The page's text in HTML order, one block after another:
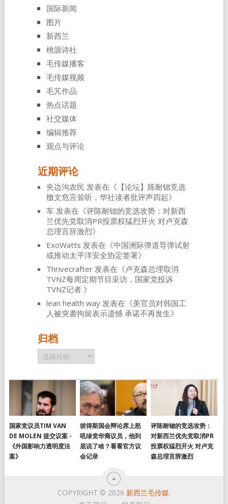
国际新闻
图片
新西兰
桃源诗社
毛传媒播客
毛传媒视频
毛芃作品
热点话题
社交媒体
编辑推荐
观点与评论
近期评论
夹边沟农民 发表在《 【论坛】陈耐锶竞选
檄文危言耸听，华社读者批评声四起》
车发表在《评陈耐锶的竞选攻势：对新西
兰优先党取消PR投票权猛烈开火 对卢克森
总理言辞激烈》
ExoWatts 发表在《中国洲际弹道导弹试射
或推动太平洋安全协定签署》
Thrivecrafter发表在《卢克森总理取消
TVNZ每周定期节目采访，国家党投诉
TVNZ记者 》
lean health way发表在《美官员对韩国工
人被突袭拘留表示遗憾 承诺不再发生》
归档
归
档
国家党议员TIM VAN
DE MOLEN 提交议案 -
《外国影响力透明度法
案》
彼得斯国会辩论席上怒
吼绿党华裔议员，他到
底说了啥？看看官方议
会记录
评陈耐锶的竞选攻势：
对新西兰优先党取消PR
投票权猛烈开火 对卢克
森总理言辞激烈
COPYRIGHT © 2026 新西兰毛传媒.